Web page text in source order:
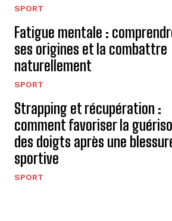
SPORT
Fatigue mentale :
ses origines et la combattre
naturellement
SPORT
Strapping et récupération :
comment favoriser la
des doigts après une
sportive
SPORT